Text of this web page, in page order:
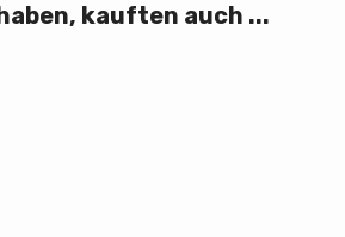
kauften auch ...